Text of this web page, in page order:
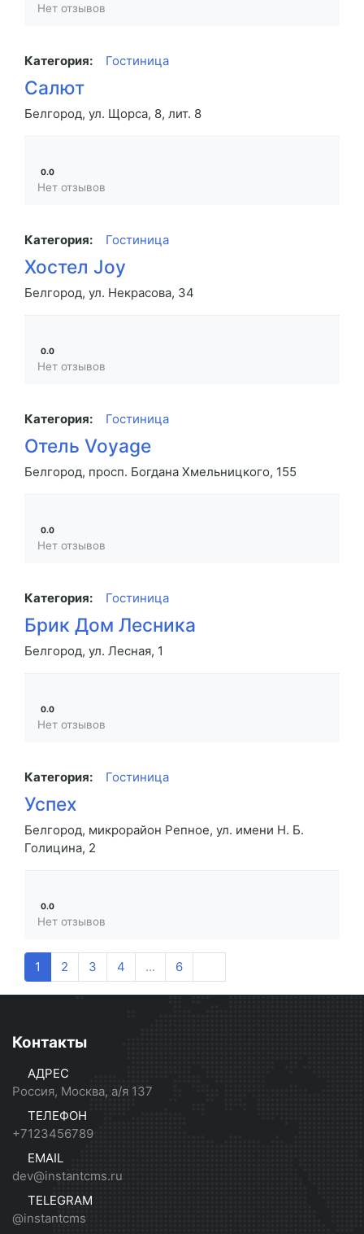
Нет отзывов
Категория: Гостиница
Салют
Белгород, ул. Щорса, 8, лит. 8
0.0
Нет отзывов
Категория: Гостиница
Хостел Joy
Белгород, ул. Некрасова, 34
0.0
Нет отзывов
Категория: Гостиница
Отель Voyage
Белгород, просп. Богдана Хмельницкого, 155
0.0
Нет отзывов
Категория: Гостиница
Брик Дом Лесника
Белгород, ул. Лесная, 1
0.0
Нет отзывов
Категория: Гостиница
Успех
Белгород, микрорайон Репное, ул. имени Н. Б.
Голицина, 2
0.0
Нет отзывов
1 2 3 4 ... 6
Контакты
АДРЕС
Россия, Москва, а/я 137
ТЕЛЕФОН
+7123456789
EMAIL
dev@instantcms.ru
TELEGRAM
@instantcms